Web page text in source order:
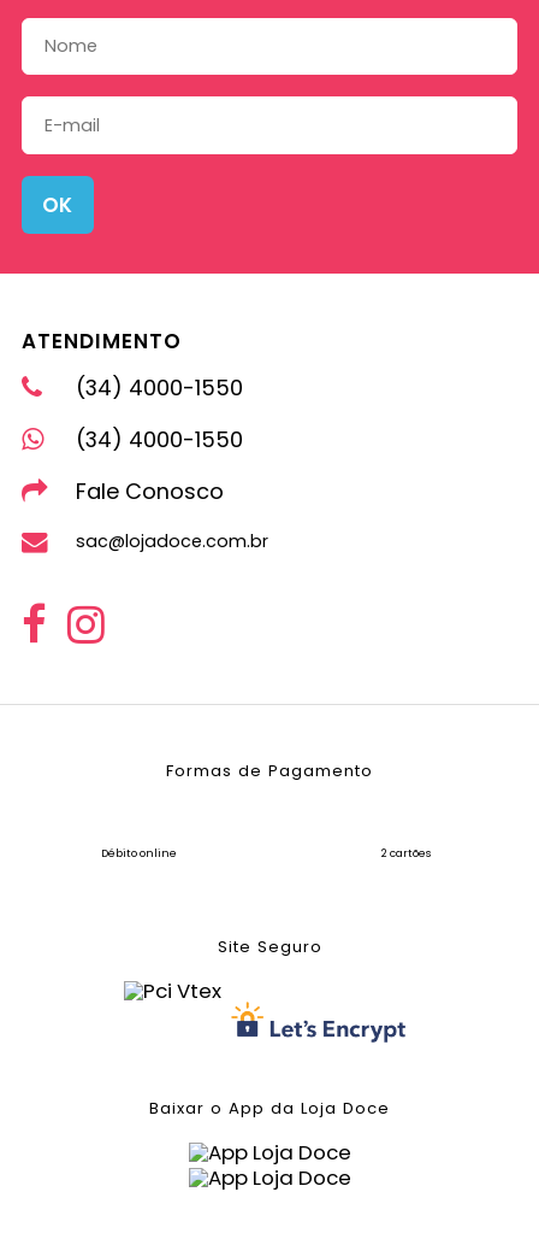
OK
ATENDIMENTO
(34) 4000-1550
(34) 4000-1550
Fale Conosco
sac@lojadoce.com.br
Formas de Pagamento
Débito online 2 cartões
Site Seguro
Baixar o App da Loja Doce